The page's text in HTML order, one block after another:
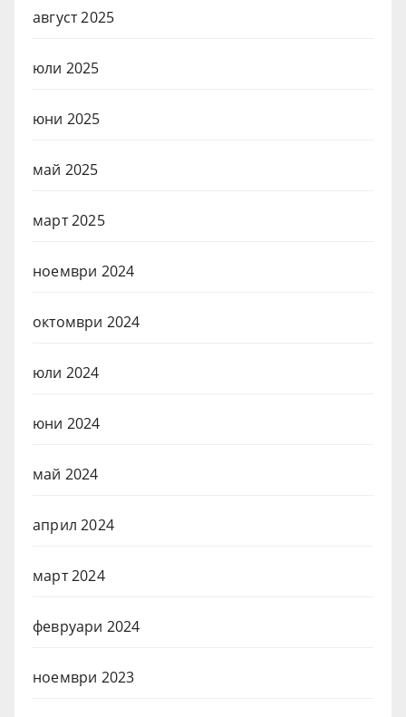
август 2025
юли 2025
юни 2025
май 2025
март 2025
ноември 2024
октомври 2024
юли 2024
юни 2024
май 2024
април 2024
март 2024
февруари 2024
ноември 2023